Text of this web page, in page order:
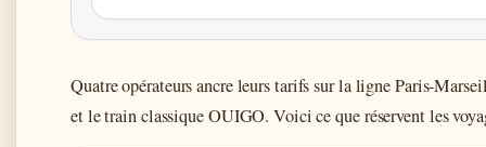
Quatre opérateurs ancre leurs tarifs sur la ligne Paris-
et le train classique OUIGO. Voici ce que réservent les